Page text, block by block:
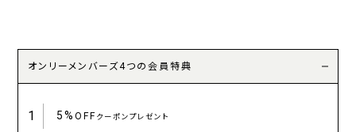
オンリーメンバーズ4つの会員特典
1 5%OFFクーポンプレゼント